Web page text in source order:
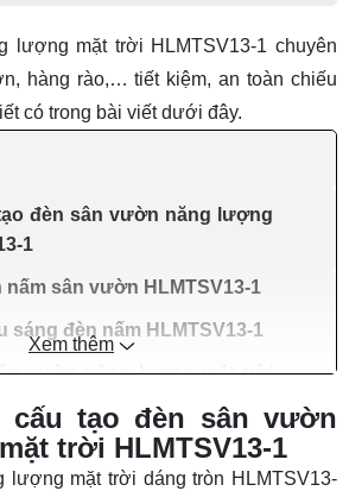
lượng mặt trời HLMTSV13-1 chuyên
hàng rào,… tiết kiệm, an toàn chiếu
có trong bài viết dưới đây.
đèn sân vườn năng lượng
1
nấm sân vườn HLMTSV13-1
sáng đèn nấm HLMTSV13-1
vườn năng lượng mặt trời
Xem thêm
cấu tạo đèn sân vườn
trời HLMTSV13-1
mặt trời dáng tròn HLMTSV13-